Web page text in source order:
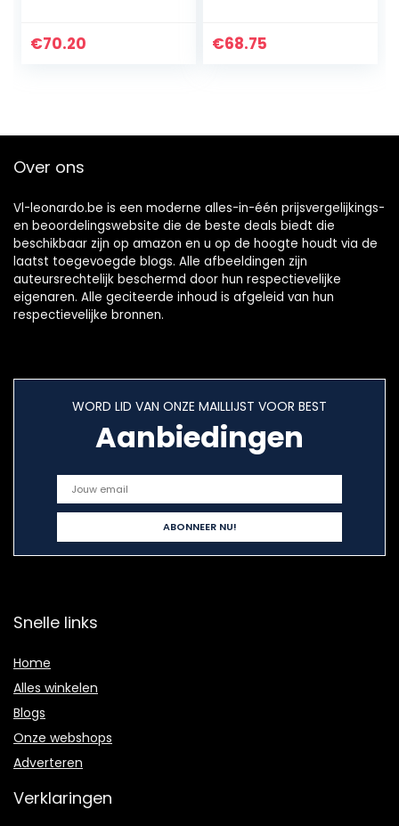
PRINCIPES
(Kleur…
€70.20
Statue (Size (Inch)
€68.75
Over ons
Vl-leonardo.be is een moderne alles-in-één prijsvergelijkings-
en beoordelingswebsite die de beste deals biedt die
beschikbaar zijn op amazon en u op de hoogte houdt via de
laatst toegevoegde blogs. Alle afbeeldingen zijn
auteursrechtelijk beschermd door hun respectievelijke
eigenaren. Alle geciteerde inhoud is afgeleid van hun
respectievelijke bronnen.
WORD LID VAN ONZE MAILLIJST VOOR BEST
Aanbiedingen
Snelle links
Home
Alles winkelen
Blogs
Onze webshops
Adverteren
Verklaringen